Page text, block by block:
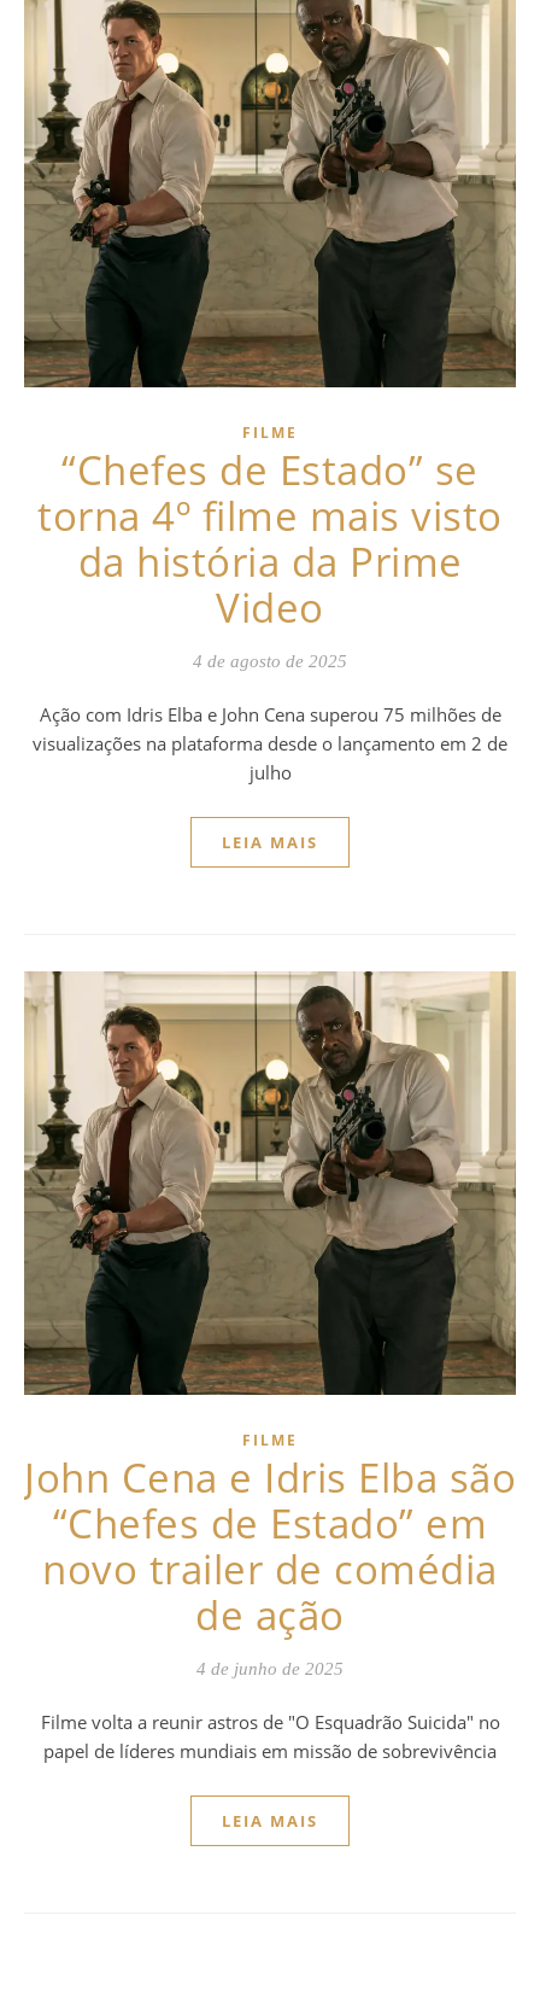
FILME
“Chefes de Estado” se
torna 4º filme mais visto
da história da Prime
Video
4 de agosto de 2025
Ação com Idris Elba e John Cena superou 75 milhões de
visualizações na plataforma desde o lançamento em 2 de
julho
LEIA MAIS
FILME
John Cena e Idris Elba são
“Chefes de Estado” em
novo trailer de comédia
de ação
4 de junho de 2025
Filme volta a reunir astros de "O Esquadrão Suicida" no
papel de líderes mundiais em missão de sobrevivência
LEIA MAIS